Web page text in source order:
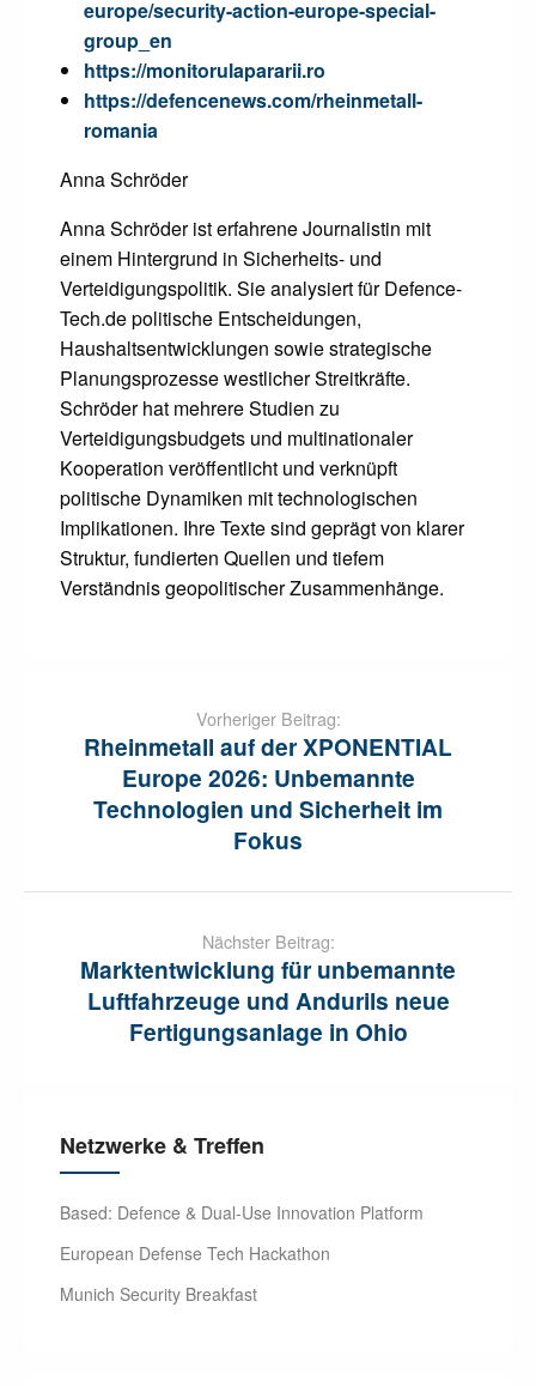
europe/security-action-europe-special-
group_en
https://monitorulapararii.ro
https://defencenews.com/rheinmetall-
romania
Anna Schröder
Anna Schröder ist erfahrene Journalistin mit
einem Hintergrund in Sicherheits- und
Verteidigungspolitik. Sie analysiert für Defence-
Tech.de politische Entscheidungen,
Haushaltsentwicklungen sowie strategische
Planungsprozesse westlicher Streitkräfte.
Schröder hat mehrere Studien zu
Verteidigungsbudgets und multinationaler
Kooperation veröffentlicht und verknüpft
politische Dynamiken mit technologischen
Implikationen. Ihre Texte sind geprägt von klarer
Struktur, fundierten Quellen und tiefem
Verständnis geopolitischer Zusammenhänge.
Vorheriger Beitrag:
Rheinmetall auf der XPONENTIAL
Europe 2026: Unbemannte
Technologien und Sicherheit im
Fokus
Nächster Beitrag:
Marktentwicklung für unbemannte
Luftfahrzeuge und Andurils neue
Fertigungsanlage in Ohio
Netzwerke & Treffen
Based: Defence & Dual-Use Innovation Platform
European Defense Tech Hackathon
Munich Security Breakfast